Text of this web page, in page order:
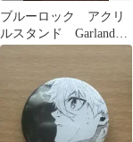
ブルーロック アクリ
ルスタンド Garland
潔世一 ロフト